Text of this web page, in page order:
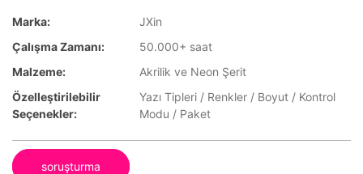
Marka:
JXin
Çalışma Zamanı:
50.000+ saat
Malzeme:
Akrilik ve Neon Şerit
Özelleştirilebilir
Seçenekler:
Yazı Tipleri / Renkler / Boyut / Kontrol
Modu / Paket
soruşturma